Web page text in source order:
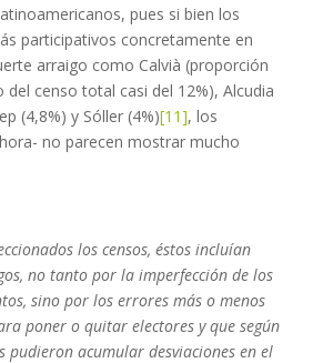
pues si bien los
participativos concretamente en
arraigo como Calvià (proporción
del censo total casi del 12%), Alcudia
(4,8%) y Sóller (4%)[11], los
no parecen mostrar mucho
los censos, éstos incluían
no tanto por la imperfección de los
sino por los errores más o menos
poner o quitar electores y que según
pudieron acumular desviaciones en el